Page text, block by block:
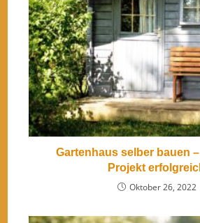
Gartenhaus selber bauen
Projekt
Oktober 26, 2022